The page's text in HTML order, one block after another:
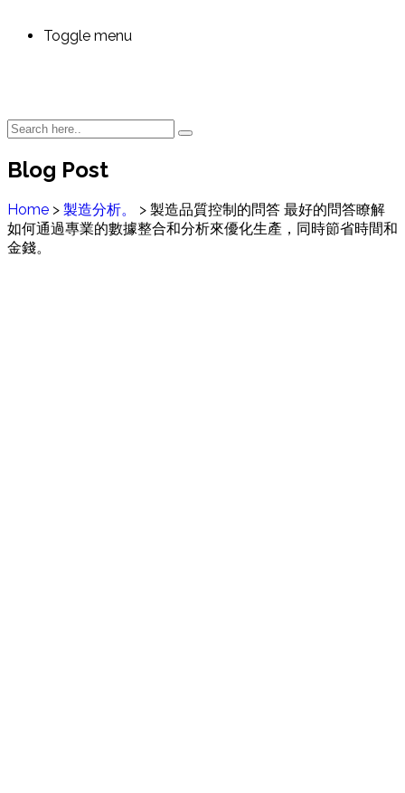
Toggle menu
Blog Post
Home > 製造分析。 > 製造品質控制的問答 最好的問答瞭解
如何通過專業的數據整合和分析來優化生產，同時節省時間和
金錢。